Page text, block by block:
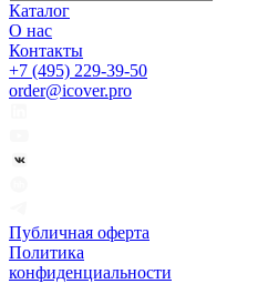
Каталог
О нас
Контакты
+7 (495) 229-39-50
order@icover.pro
Публичная оферта
Политика
конфиденциальности